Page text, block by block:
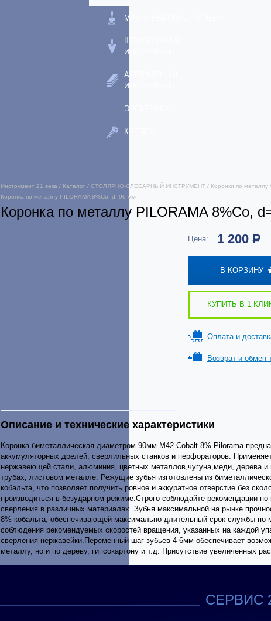
МАЛЯРНЫЙ ИНСТРУМЕНТ
ШТУКАТУРНЫЙ
ИНСТРУМЕНТ
АБРАЗИВНЫЙ
ИНСТРУМЕНТ
ЭЛЕКТРИКА
КРЕПЕЖ
Инструмент 21 века / Каталог / СТОЛЯРНО-СЛЕСАРНЫЙ ИНСТРУМЕНТ / Коронки по металлу /
Коронка по металлу PILORAMA 8%Со, d=90 мм
Коронка по металлу PILORAMA 8%Со,
Цена: 1 200 Р
В КОРЗИНУ
КУПИТЬ В 1
Оплата и
Возврат и обмен
Описание и технические характеристики
Коронка биметаллическая диаметром 90мм М42 Cobalt 8% Pilorama
аккумуляторных дрелей, сверлильных станков и перфораторов.
нержавеющей стали, алюминия, цветных металлов,чугуна,меди, дерева и
трубах, листовом металле. Режущие зубья изготовлены из
кобальта, что позволяет получить ровное и аккуратное отверстие без
производиться в безударном режиме.Строго соблюдайте рекомендации по
сверления в различных материалах. Зубья максимальной на рынке
8% кобальта, обеспечивающей максимально длительный срок службы по
соблюдения рекомендуемых скоростей вращения, указанных на каждой
сверления нержавейки.Переменный шаг зубьев 4-6мм обеспечивает
металлу, но и по дереву, гипсокартону и т.д. Присутствие увеличенных
СЕРВИС